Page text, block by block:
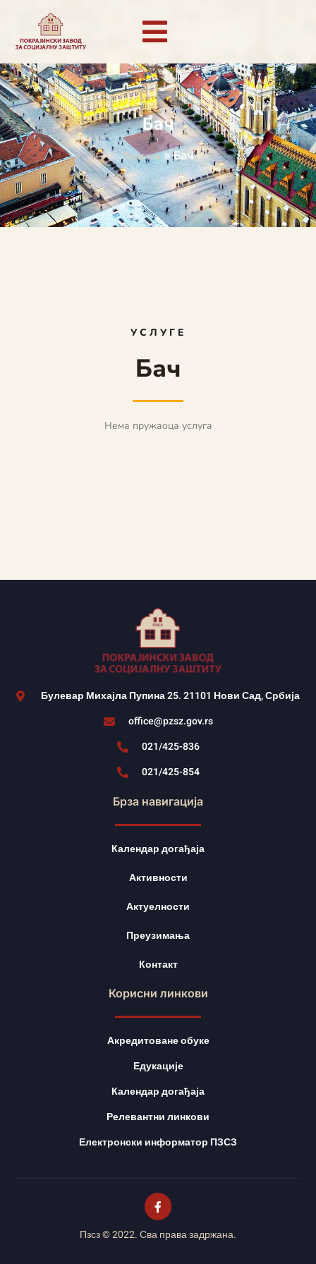
Бач
Почетна»Бач
УСЛУГЕ
Бач
Нема пружаоца услуга
Булевар Михајла Пупина 25. 21101 Нови Сад, Србија
office@pzsz.gov.rs
021/425-836
021/425-854
Брза навигација
Календар догађаја
Активности
Актуелности
Преузимања
Контакт
Корисни линкови
Акредитоване обуке
Едукације
Календар догађаја
Релевантни линкови
Електронски информатор ПЗСЗ
Пзсз © 2022. Сва права задржана.